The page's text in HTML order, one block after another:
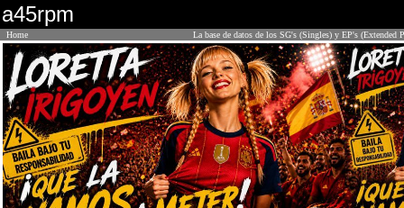
a45rpm
Home La base de datos de los SG's (Singles) y EP's (Extended